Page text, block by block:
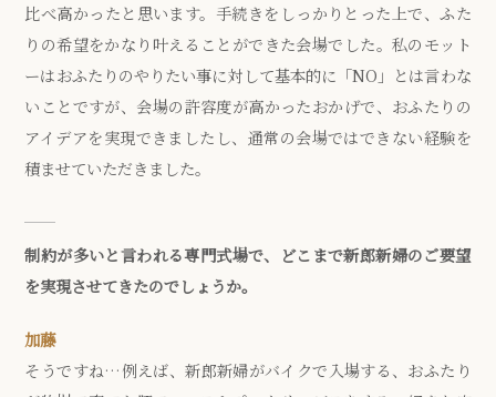
比べ高かったと思います。手続きをしっかりとった上で、ふた
りの希望をかなり叶えることができた会場でした。私のモット
ーはおふたりのやりたい事に対して基本的に「NO」とは言わな
いことですが、会場の許容度が高かったおかげで、おふたりの
アイデアを実現できましたし、通常の会場ではできない経験を
積ませていただきました。
制約が多いと言われる専門式場で、どこまで新郎新婦のご要望
を実現させてきたのでしょうか。
加藤
そうですね…例えば、新郎新婦がバイクで入場する、おふたり